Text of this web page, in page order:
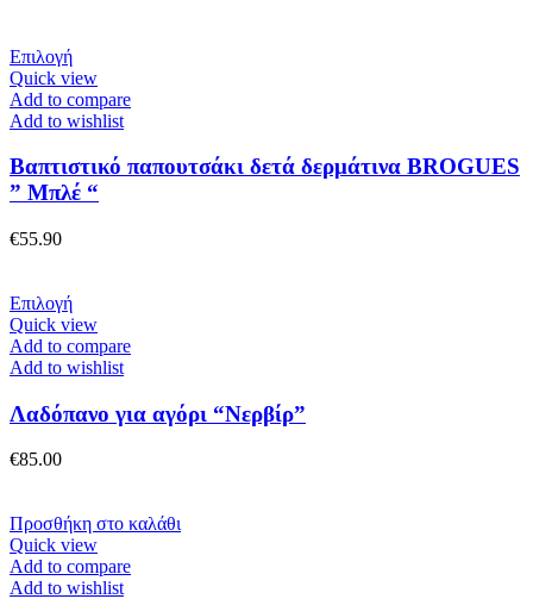
σελίδα
του
προϊόντος
ΕπιλογήΑυτό
το
προϊόν
έχει
παραλλαγές.
Οι
επιλογές
σελίδα
του
προϊόντος
Quick view
Add to compare
Add to wishlist
Βαπτιστικό παπουτσάκι δετά δερμάτινα BROGUES
” Μπλέ “
€55.90
ΕπιλογήΑυτό
το
προϊόν
έχει
παραλλαγές.
Οι
επιλεγούν
στη
σελίδα
του
Quick view
Add to compare
Add to wishlist
Λαδόπανο για αγόρι “Νερβίρ”
€85.00
Προσθήκη στο καλάθι
Quick view
Add to compare
Add to wishlist